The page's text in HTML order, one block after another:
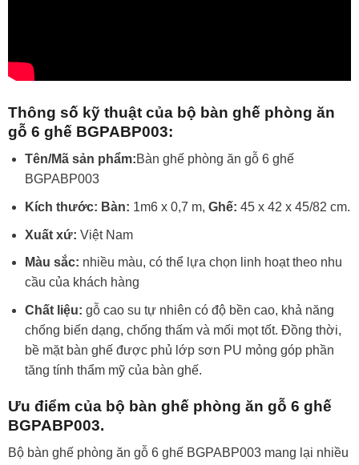
Thông số kỹ thuật của bộ bàn ghế phòng ăn
gỗ 6 ghế BGPABP003:
Tên/Mã sản phẩm:Bàn ghế phòng ăn gỗ 6 ghế
BGPABP003
Kích thước: Bàn: 1m6 x 0,7 m, Ghế: 45 x 42 x 45/82 cm.
Xuất xứ: Việt Nam
Màu sắc: nhiều màu, có thể lựa chọn linh hoạt theo nhu
cầu của khách hàng
Chất liệu: gỗ cao su tự nhiên có độ bền cao, khả năng
chống biến dạng, chống thấm và mối mọt tốt. Đồng thời,
bề mặt bàn ghế được phủ lớp sơn PU mỏng góp phần
tăng tính thẩm mỹ của bàn ghế.
Ưu điểm của bộ bàn ghế phòng ăn gỗ 6 ghế
BGPABP003.
Bộ bàn ghế phòng ăn gỗ 6 ghế BGPABP003 mang lại nhiều